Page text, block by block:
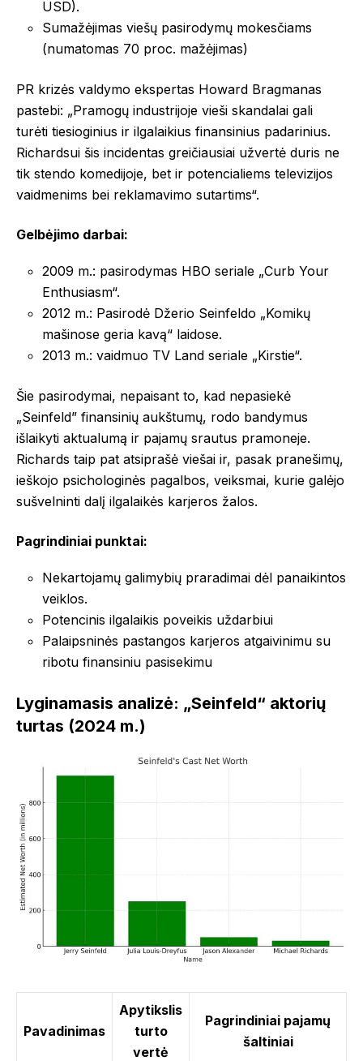
USD).
Sumažėjimas viešų pasirodymų mokesčiams
(numatomas 70 proc. mažėjimas)
PR krizės valdymo ekspertas Howard Bragmanas
pastebi: „Pramogų industrijoje vieši skandalai gali
turėti tiesioginius ir ilgalaikius finansinius padarinius.
Richardsui šis incidentas greičiausiai užvertė duris ne
tik stendo komedijoje, bet ir potencialiems televizijos
vaidmenims bei reklamavimo sutartims“.
Gelbėjimo darbai:
2009 m.: pasirodymas HBO seriale „Curb Your
Enthusiasm“.
2012 m.: Pasirodė Džerio Seinfeldo „Komikų
mašinose geria kavą“ laidose.
2013 m.: vaidmuo TV Land seriale „Kirstie“.
Šie pasirodymai, nepaisant to, kad nepasiekė
„Seinfeld” finansinių aukštumų, rodo bandymus
išlaikyti aktualumą ir pajamų srautus pramoneje.
Richards taip pat atsiprašė viešai ir, pasak pranešimų,
ieškojo psichologinės pagalbos, veiksmai, kurie galėjo
sušvelninti dalį ilgalaikės karjeros žalos.
Pagrindiniai punktai:
Nekartojamų galimybių praradimai dėl panaikintos
veiklos.
Potencinis ilgalaikis poveikis uždarbiui
Palaipsninės pastangos karjeros atgaivinimu su
ribotu finansiniu pasisekimu
Lyginamasis analizė: „Seinfeld“ aktorių
turtas (2024 m.)
Pavadinimas
Apytikslis
turto
vertė
Pagrindiniai pajamų
šaltiniai